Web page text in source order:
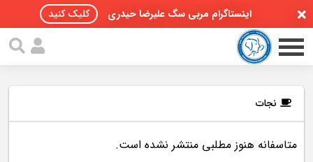
اینستاگرام مربی سگ علیرضا حیدری کلیک کنید
صفحه اصلی
نجات
متاسفانه هنوز مطلبی منتشر نشده است.